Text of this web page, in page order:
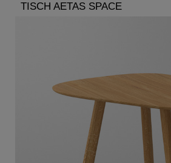
TISCH AETAS SPACE